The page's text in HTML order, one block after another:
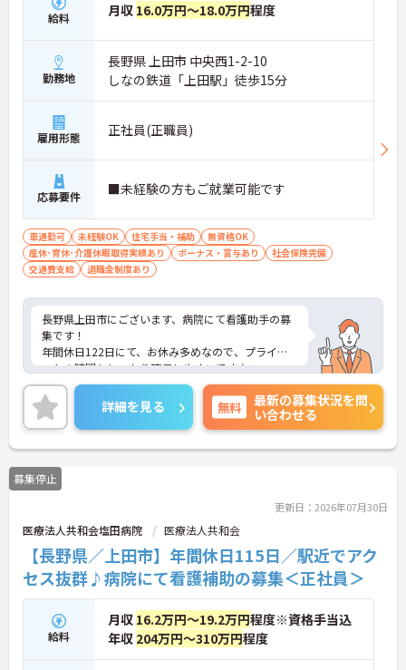
給料 月収 16.0万円～18.0万円程度
勤務地
長野県 上田市 中央西1-2-10
しなの鉄道「上田駅」徒歩15分
雇用形態 正社員(正職員)
応募要件 ■未経験の方もご就業可能です
車通勤可 未経験OK 住宅手当・補助
無資格OK
産休･育休･介護休暇取得実績あり
ボーナス・賞与あり
社会保険完備
交通費支給
退職金制度あり
長野県上田市にございます、病院にて看護助手の募
集です！
年間休日122日にて、お休み多めなので、プライベ
ートの時間もしっかり確保しやすいです♪
住宅手当の支給含め、各種手当も充実しております
ので、長期的な就業をしやすい環境です。
ご興味のある方は、マイナビ介護職までお問い合わ
せください。
詳細を見る 無料
最新の募集状況を問
い合わせる
募集停止
更新日：2026年07月30日
医療法人共和会塩田病院 医療法人共和会
【長野県／上田市】年間休日115日／駅近でアク
セス抜群♪病院にて看護補助の募集＜正社員＞
給料
月収 16.2万円～19.2万円程度※資格手当込
年収 204万円～310万円程度